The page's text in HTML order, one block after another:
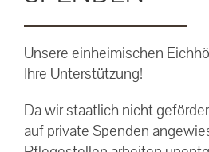
Unsere einheimischen
Ihre Unterstützung!
Da wir staatlich nicht
auf private Spenden